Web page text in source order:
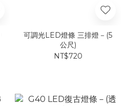
可調光LED燈條 三排燈－(5
公尺)
NT$720